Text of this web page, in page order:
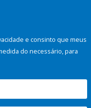
e consinto que meus
do necessário, para